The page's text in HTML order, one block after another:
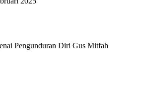
Pengunduran Diri Gus Mitfah